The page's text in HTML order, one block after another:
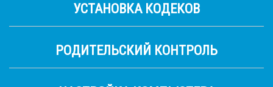
УСТАНОВКА КОДЕКОВ
РОДИТЕЛЬСКИЙ КОНТРОЛЬ